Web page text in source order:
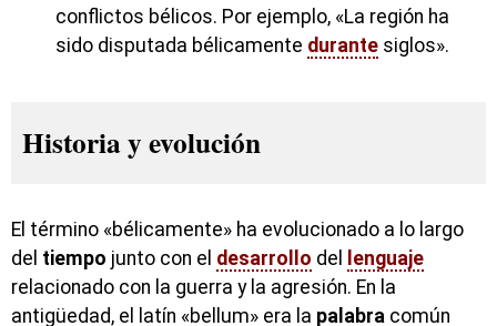
conflictos bélicos. Por ejemplo, «La región ha
sido disputada bélicamente durante siglos».
Historia y evolución
El término «bélicamente» ha evolucionado a lo largo
del tiempo junto con el desarrollo del
lenguaje
relacionado con la guerra y la agresión. En la
antigüedad, el latín «bellum» era la palabra común